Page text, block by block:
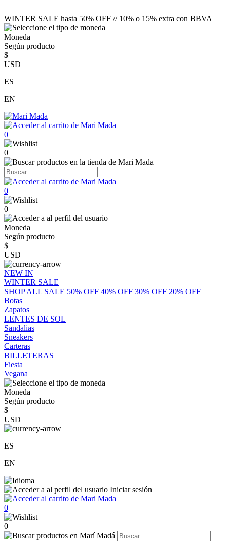
WINTER SALE hasta 50% OFF // 10% o 15% extra con BBVA
Moneda
Según producto
$
USD
ES
EN
0
0
0
0
Moneda
Según producto
$
USD
NEW IN
WINTER SALE
SHOP ALL SALE 50% OFF 40% OFF 30% OFF 20% OFF
Botas
Zapatos
LENTES DE SOL
Sandalias
Sneakers
Carteras
BILLETERAS
Fiesta
Vegana
Moneda
Según producto
$
USD
ES
EN
Iniciar sesión
0
0